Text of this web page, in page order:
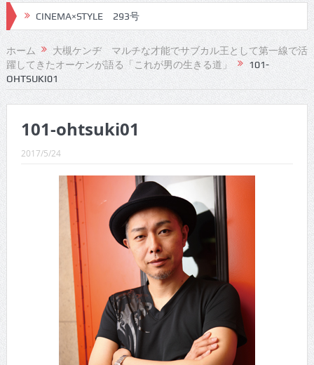
CINEMA×STYLE 293号
CINEMA×STYLE 292号
CINEMA×STYLE 291号
CINEMA×STYLE 290号
CINEMA×STYLE 289号
CINEMA×STYLE 288号
CINEMA×STYLE 287号
CINEMA×STYLE 286号
CINEMA×STYLE 285号
CINEMA×STYLE 294号
ホーム
大槻ケンヂ マルチな才能でサブカル王として第一線で活
躍してきたオーケンが語る「これが男の生きる道」
101-
OHTSUKI01
101-ohtsuki01
2017/5/24